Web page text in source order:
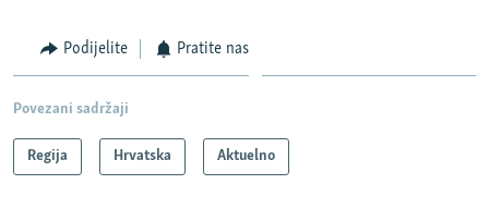
Podijelite Pratite nas
Povezani sadržaji
Regija Hrvatska Aktuelno